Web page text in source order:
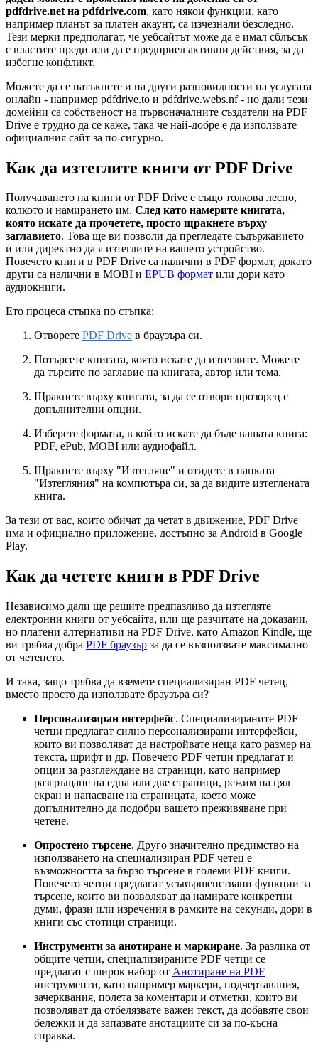
pdfdrive.net на pdfdrive.com, като някои функции, като
например планът за платен акаунт, са изчезнали безследно.
Тези мерки предполагат, че уебсайтът може да е имал сблъсък
с властите преди или да е предприел активни действия, за да
избегне конфликт.
Можете да се натъкнете и на други разновидности на услугата
онлайн - например pdfdrive.to и pdfdrive.webs.nf - но дали тези
домейни са собственост на първоначалните създатели на PDF
Drive е трудно да се каже, така че най-добре е да използвате
официалния сайт за по-сигурно.
Как да изтеглите книги от PDF Drive
Получаването на книги от PDF Drive е също толкова лесно,
колкото и намирането им. След като намерите книгата,
която искате да прочетете, просто щракнете върху
заглавието. Това ще ви позволи да прегледате съдържанието
ѝ или директно да я изтеглите на вашето устройство.
Повечето книги в PDF Drive са налични в PDF формат, докато
други са налични в MOBI и EPUB формат или дори като
аудиокниги.
Ето процеса стъпка по стъпка:
Отворете PDF Drive в браузъра си.
Потърсете книгата, която искате да изтеглите. Можете
да търсите по заглавие на книгата, автор или тема.
Щракнете върху книгата, за да се отвори прозорец с
допълнителни опции.
Изберете формата, в който искате да бъде вашата книга:
PDF, ePub, MOBI или аудиофайл.
Щракнете върху "Изтегляне" и отидете в папката
"Изтегляния" на компютъра си, за да видите изтеглената
книга.
За тези от вас, които обичат да четат в движение, PDF Drive
има и официално приложение, достъпно за Android в Google
Play.
Как да четете книги в PDF Drive
Независимо дали ще решите предпазливо да изтегляте
електронни книги от уебсайта, или ще разчитате на доказани,
но платени алтернативи на PDF Drive, като Amazon Kindle, ще
ви трябва добра PDF браузър за да се възползвате максимално
от четенето.
И така, защо трябва да вземете специализиран PDF четец,
вместо просто да използвате браузъра си?
Персонализиран интерфейс. Специализираните PDF
четци предлагат силно персонализирани интерфейси,
които ви позволяват да настройвате неща като размер на
текста, шрифт и др. Повечето PDF четци предлагат и
опции за разглеждане на страници, като например
разгръщане на една или две страници, режим на цял
екран и напасване на страницата, което може
допълнително да подобри вашето преживяване при
четене.
Опростено търсене. Друго значително предимство на
използването на специализиран PDF четец е
възможността за бързо търсене в големи PDF книги.
Повечето четци предлагат усъвършенствани функции за
търсене, които ви позволяват да намирате конкретни
думи, фрази или изречения в рамките на секунди, дори в
книги със стотици страници.
Инструменти за анотиране и маркиране. За разлика от
общите четци, специализираните PDF четци се
предлагат с широк набор от Анотиране на PDF
инструменти, като например маркери, подчертавания,
зачерквания, полета за коментари и отметки, които ви
позволяват да отбелязвате важен текст, да добавяте свои
бележки и да запазвате анотациите си за по-късна
справка.